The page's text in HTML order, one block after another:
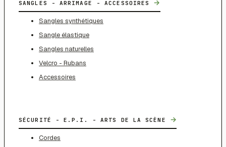
SANGLES - ARRIMAGE - ACCESSOIRES →
Sangles synthétiques
Sangle élastique
Sangles naturelles
Velcro - Rubans
Accessoires
SÉCURITÉ - E.P.I. - ARTS DE LA SCÈNE →
Cordes